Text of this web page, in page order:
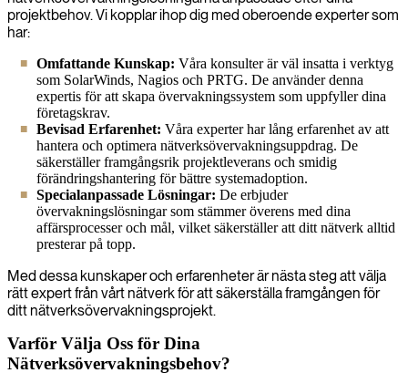
underhåller system som kickstartar din övervakningsprocess och
låter dig se vad som händer i hela din IT-miljö.
projektbehov. Vi kopplar ihop dig med oberoende experter som
har:
Omfattande Kunskap: Våra konsulter är väl insatta i verktyg
som SolarWinds, Nagios och PRTG. De använder denna
expertis för att skapa övervakningssystem som uppfyller dina
företagskrav.
Bevisad Erfarenhet: Våra experter har lång erfarenhet av att
hantera och optimera nätverksövervakningsuppdrag. De
säkerställer framgångsrik projektleverans och smidig
förändringshantering för bättre systemadoption.
Specialanpassade Lösningar: De erbjuder
övervakningslösningar som stämmer överens med dina
affärsprocesser och mål, vilket säkerställer att ditt nätverk alltid
presterar på topp.
Med dessa kunskaper och erfarenheter är nästa steg att välja
rätt expert från vårt nätverk för att säkerställa framgången för
ditt nätverksövervakningsprojekt.
Varför Välja Oss för Dina
Nätverksövervakningsbehov?